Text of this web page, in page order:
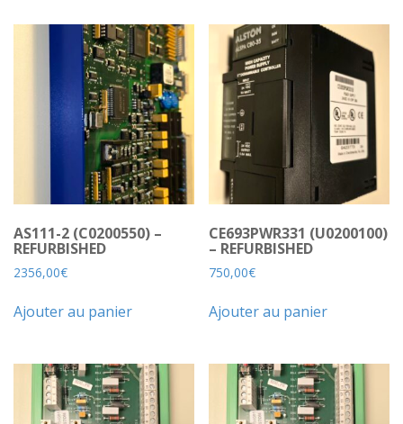
AS111-2 (C0200550) –
REFURBISHED
2356,00€
Ajouter au panier
CE693PWR331 (U0200100)
– REFURBISHED
750,00€
Ajouter au panier